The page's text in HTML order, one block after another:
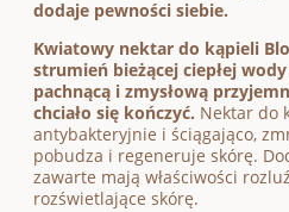
dodaje pewności siebie.
Kwiatowy nektar do kąpieli
strumień bieżącej ciepłej
pachnącą i zmysłową
chciało się kończyć. Nektar do
antybakteryjnie i ściągająco,
pobudza i regeneruje skórę.
zawarte mają właściwości
rozświetlające skórę.